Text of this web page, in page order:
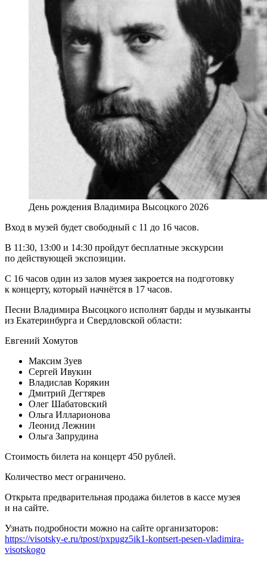
День рождения Владимира Высоцкого 2026
Вход в музей будет свободный с 11 до 16 часов.
В 11:30, 13:00 и 14:30 пройдут бесплатные экскурсии
по действующей экспозиции.
С 16 часов один из залов музея закроется на подготовку
к концерту, который начнётся в 17 часов.
Песни Владимира Высоцкого исполнят барды и музыканты
из Екатеринбурга и Свердловской области:
Евгений Хомутов
Максим Зуев
Сергей Ивукин
Владислав Корякин
Дмитрий Дегтярев
Олег Шабатовский
Ольга Илларионова
Леонид Лежнин
Ольга Запрудина
Стоимость билета на концерт 450 рублей.
Количество мест ограничено.
Открыта предварительная продажа билетов в кассе музея
и на сайте.
Узнать подробности можно на сайте организаторов:
https://visotsky-e.ru/tpost/pxpugz5ik1-kontsert-pesen-vladimira-
visotskogo